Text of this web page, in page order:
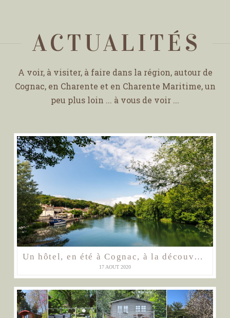
ACTUALITÉS
A voir, à visiter, à faire dans la région, autour de
Cognac, en Charente et en Charente Maritime, un
peu plus loin ... à vous de voir ...
Un hôtel, en été à Cognac, à la découverte de la Charente
17 AOÛT 2020